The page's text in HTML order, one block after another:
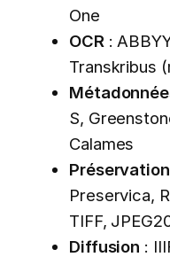
One
OCR :
Transkribus
S,
Calames
Préservation
Preservica,
TIFF,
Diffusion :